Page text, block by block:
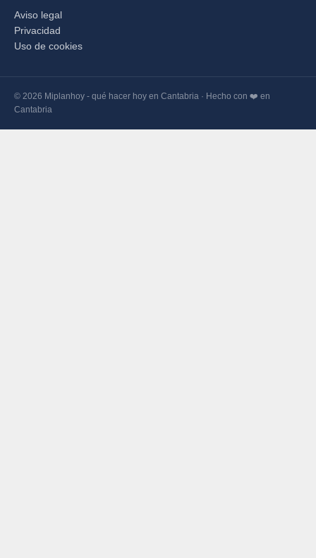
Aviso legal
Privacidad
Uso de cookies
© 2026 Miplanhoy - qué hacer hoy en Cantabria · Hecho con ❤️ en
Cantabria